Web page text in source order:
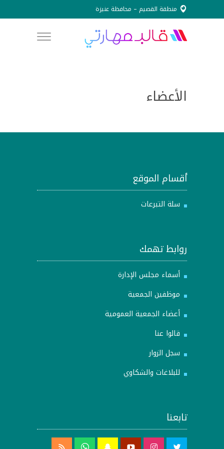
منطقة القصيم – محافظة عنيزة
الأعضاء
أقسام الموقع
سلة التبرعات
روابط تهمك
أسماء مجلس الإدارة
موظفين الجمعية
أعضاء الجمعية العمومية
قالوا عنا
سجل الزوار
للبلاغات والشكاوي
تابعنا